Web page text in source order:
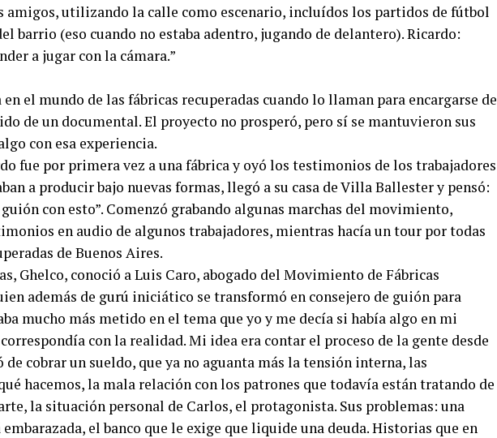
amigos, utilizando la calle como escenario, incluídos los partidos de fútbol
barrio (eso cuando no estaba adentro, jugando de delantero). Ricardo:
a jugar con la cámara.”
en el mundo de las fábricas recuperadas cuando lo llaman para encargarse de
de un documental. El proyecto no prosperó, pero sí se mantuvieron sus
con esa experiencia.
fue por primera vez a una fábrica y oyó los testimonios de los trabajadores
a producir bajo nuevas formas, llegó a su casa de Villa Ballester y pensó:
guión con esto”. Comenzó grabando algunas marchas del movimiento,
en audio de algunos trabajadores, mientras hacía un tour por todas
de Buenos Aires.
Ghelco, conoció a Luis Caro, abogado del Movimiento de Fábricas
además de gurú iniciático se transformó en consejero de guión para
mucho más metido en el tema que yo y me decía si había algo en mi
con la realidad. Mi idea era contar el proceso de la gente desde
de cobrar un sueldo, que ya no aguanta más la tensión interna, las
hacemos, la mala relación con los patrones que todavía están tratando de
la situación personal de Carlos, el protagonista. Sus problemas: una
embarazada, el banco que le exige que liquide una deuda. Historias que en